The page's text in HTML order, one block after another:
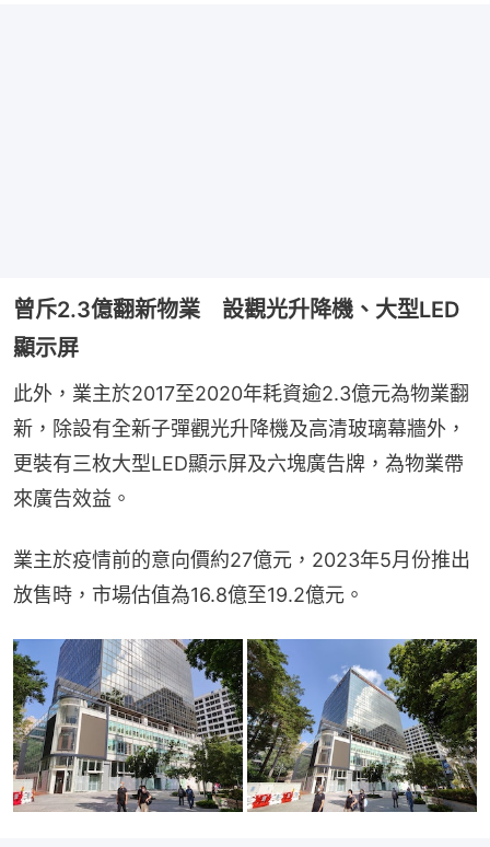
曾斥2.3億翻新物業 設觀光升降機、大型LED
顯示屏
此外，業主於2017至2020年耗資逾2.3億元為物業翻
新，除設有全新子彈觀光升降機及高清玻璃幕牆外，
更裝有三枚大型LED顯示屏及六塊廣告牌，為物業帶
來廣告效益。
業主於疫情前的意向價約27億元，2023年5月份推出
放售時，市場估值為16.8億至19.2億元。